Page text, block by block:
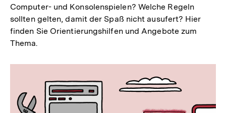
Computer- und Konsolenspielen? Welche Regeln
sollten gelten, damit der Spaß nicht ausufert? Hier
finden Sie Orientierungshilfen und Angebote zum
Thema.